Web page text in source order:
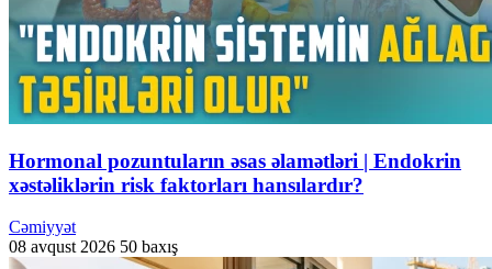
Hormonal pozuntuların əsas əlamətləri | Endokrin
xəstəliklərin risk faktorları hansılardır?
Cəmiyyət
08 avqust 2026 50 baxış